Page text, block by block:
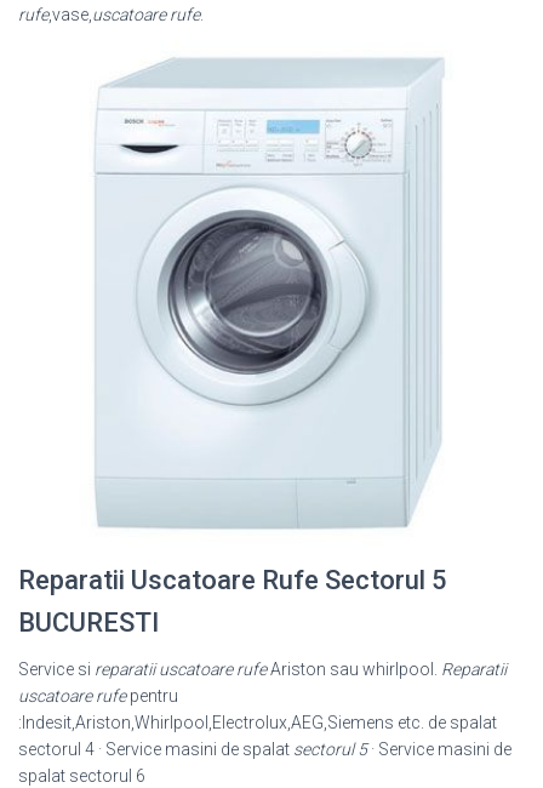
rufe,vase,uscatoare rufe.
Reparatii Uscatoare Rufe Sectorul 5
BUCURESTI
Service si reparatii uscatoare rufeAriston sau whirlpool. Reparatii
uscatoare rufepentru
:Indesit,Ariston,Whirlpool,Electrolux,AEG,Siemens etc. de spalat
sectorul 4 · Service masini de spalat sectorul 5· Service masini de
spalat sectorul 6